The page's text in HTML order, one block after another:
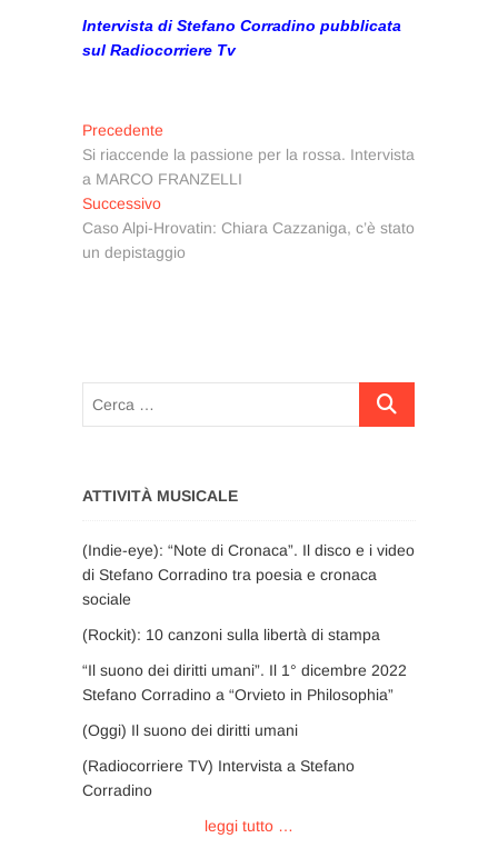
Intervista di Stefano Corradino pubblicata
sul Radiocorriere Tv
Navigazione
articoli
Precedente
precedente:
Si riaccende la passione per la rossa. Intervista
a MARCO FRANZELLI
SuccessivoArticolo
successivo:
Caso Alpi-Hrovatin: Chiara Cazzaniga, c’è stato
un depistaggio
Cerca
ATTIVITÀ MUSICALE
(Indie-eye): “Note di Cronaca”. Il disco e i video
di Stefano Corradino tra poesia e cronaca
sociale
(Rockit): 10 canzoni sulla libertà di stampa
“Il suono dei diritti umani”. Il 1° dicembre 2022
Stefano Corradino a “Orvieto in Philosophia”
(Oggi) Il suono dei diritti umani
(Radiocorriere TV) Intervista a Stefano
Corradino
leggi tutto …